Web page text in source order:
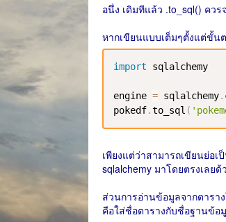
อนึ่ง เดิมทีแล้ว .to_sql() ควร
หากเขียนแบบเต็มๆตั้งแต่ขั้น
import sqlalchemy
engine = sqlalchemy.
pokedf.to_sql (
เพียงแต่ว่าสามารถเขียนย่อ
sqlalchemy มาโดยตรงเลยด้
ส่วนการอ่านข้อมูลจากตารา
คือใส่ชื่อตารางกับชื่อฐานข้อ